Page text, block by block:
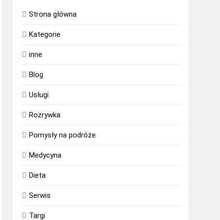
Strona główna
Kategorie
inne
Blog
Usługi
Rozrywka
Pomysły na podróże
Medycyna
Dieta
Serwis
Targi